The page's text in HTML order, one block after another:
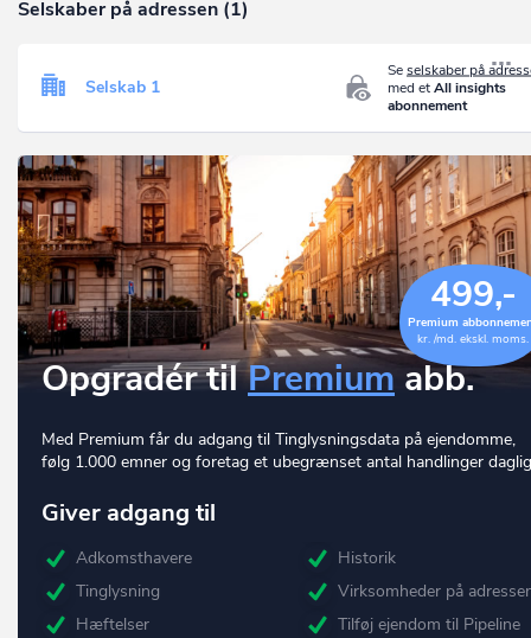
Selskaber på adressen (1)
Seselskaber på
med etAll insights
abonnement
Selskab 1
499,-
Premium
kr. /md. ekskl. moms.
Opgradér tilPremium abb.
Med Premium får du adgang til Tinglysningsdata på ejendomme,
følg 1.000 emner og foretag et ubegrænset antal handlinger
Giver adgang til
Adkomsthavere
Tinglysning
Hæftelser
Historik
Virksomheder på
Tilføj ejendom til Pipeline